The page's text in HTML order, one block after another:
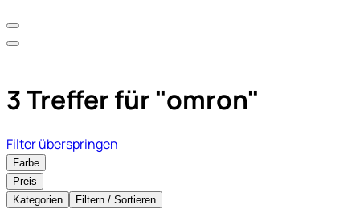
3 Treffer für "omron"
Filter überspringen
Farbe
Preis
Kategorien
Filtern / Sortieren